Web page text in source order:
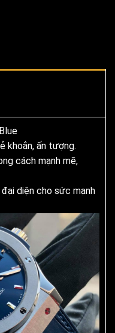
khoắn, ấn tượng.
cách mạnh mẽ,
diện cho sức mạnh